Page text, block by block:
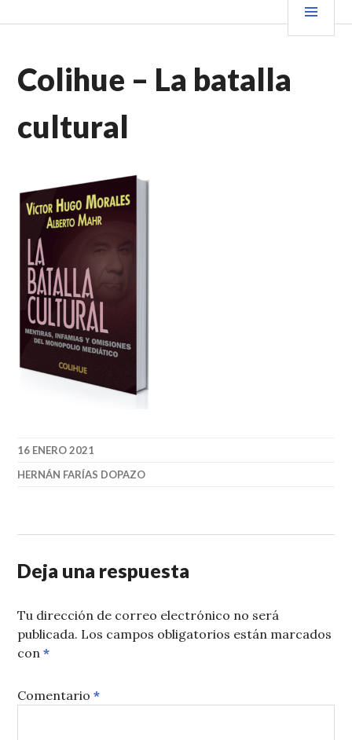
al VENDER+LIBROS NOTICIAS
Colihue – La batalla
cultural
16 ENERO 2021
HERNÁN FARÍAS DOPAZO
Deja una respuesta
Tu dirección de correo electrónico no será
publicada. Los campos obligatorios están marcados
con*
Comentario*